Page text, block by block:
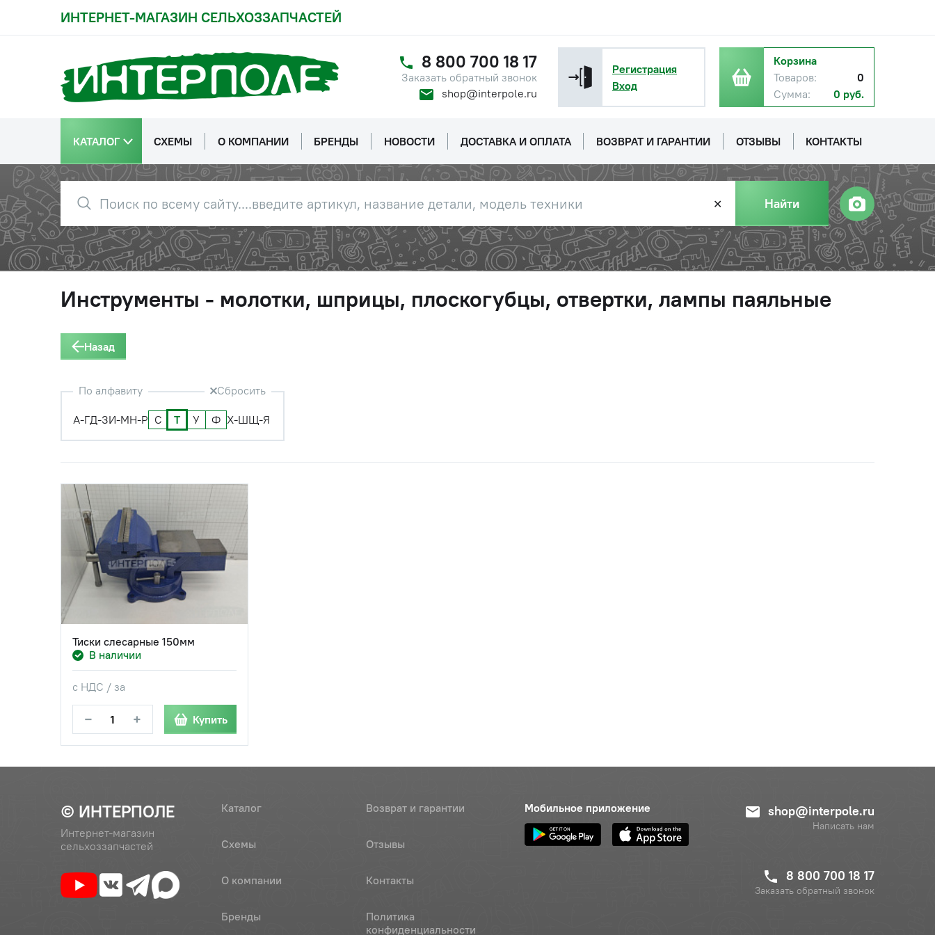
ИНТЕРНЕТ-МАГАЗИН СЕЛЬХОЗЗАПЧАСТЕЙ
8 800 700 18 17
Заказать обратный звонок
shop@interpole.ru
Регистрация
Вход
Корзина
Товаров:
0
Сумма:
0 руб.
КАТАЛОГ СХЕМЫ О КОМПАНИИ БРЕНДЫ НОВОСТИ ДОСТАВКА И ОПЛАТА ВОЗВРАТ И ГАРАНТИИ ОТЗЫВЫ КОНТАКТЫ
✕ Найти
Инструменты - молотки, шприцы, плоскогубцы, отвертки, лампы паяльные
Назад
По алфавиту Сбросить
А-ГД-ЗИ-МН-Р С Т У Ф Х-ШЩ-Я
Тиски слесарные 150мм
В наличии
с НДС / за
− + Купить
© ИНТЕРПОЛЕ
Интернет-магазин
сельхоззапчастей
Каталог
Схемы
О компании
Бренды
Возврат и гарантии
Отзывы
Контакты
Политика
конфиденциальности
Мобильное приложение shop@interpole.ru
Написать нам
8 800 700 18 17
Заказать обратный звонок